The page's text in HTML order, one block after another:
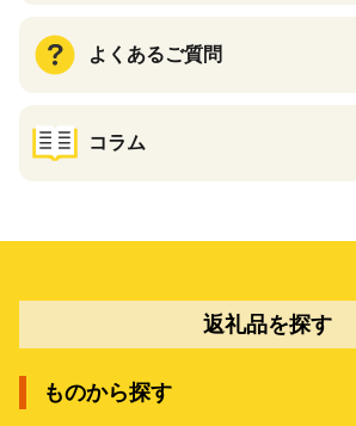
よくあるご質問
コラム
返礼品を探す
ものから探す